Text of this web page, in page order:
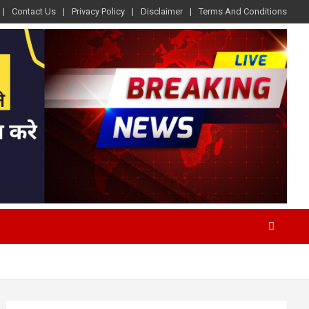
Contact Us Privacy Policy Disclaimer Terms And Conditions